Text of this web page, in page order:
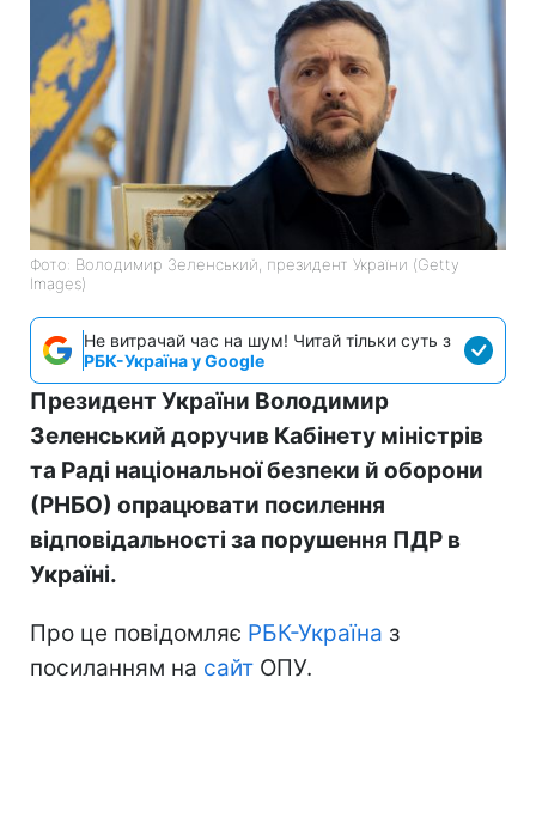
Фото: Володимир Зеленський, президент України (Getty
Images)
Не витрачай час на шум! Читай тільки суть з
РБК-Україна у Google
Президент України Володимир
Зеленський доручив Кабінету міністрів
та Раді національної безпеки й оборони
(РНБО) опрацювати посилення
відповідальності за порушення ПДР в
Україні.
Про це повідомляє РБК-Україна з
посиланням на сайт ОПУ.